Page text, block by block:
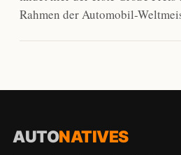
Rahmen der Automobil-
AUTONATIVES